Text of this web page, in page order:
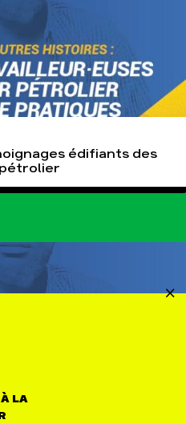
édifiants des
LA